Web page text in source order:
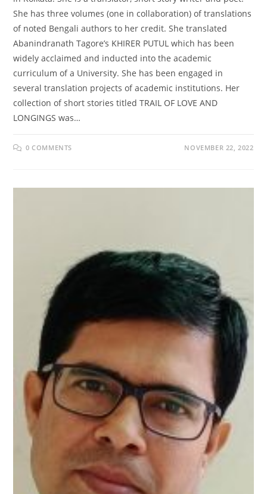
She has three volumes (one in collaboration) of translations
of noted Bengali authors to her credit. She translated
Abanindranath Tagore’s KHIRER PUTUL which has been
widely acclaimed and inducted into the academic
curriculum of a University. She has been engaged in
several translation projects of academic institutions. Her
collection of short stories titled TRAIL OF LOVE AND
LONGINGS was…
0 COMMENTS NOVEMBER 22, 2022